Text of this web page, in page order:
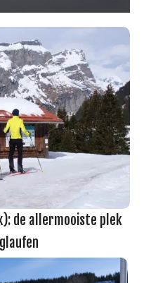
de allermooiste plek